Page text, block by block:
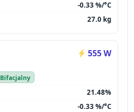
-0.33 %/°C
27.0 kg
555 W
Bifacjalny
21.48%
-0.33 %/°C